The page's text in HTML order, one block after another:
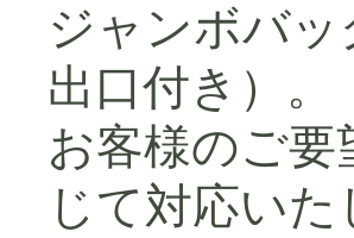
ジャンボバッ
出口付き）。
お客様のご要
じて対応いた